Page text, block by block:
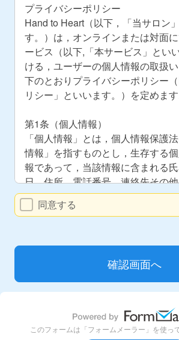
プライバシーポリシー
Hand to Heart（以下，「当サロン
す。）は，オンラインまたは対面
ービス（以下,「本サービス」とい
ける，ユーザーの個人情報の取扱
下のとおりプライバシーポリシー
リシー」といいます。）を定めます
第1条（個人情報）
「個人情報」とは，個人情報保護
情報」を指すものとし，生存する
報であって，当該情報に含まれる
日，住所，電話番号，連絡先その
り特定の個人を識別できる情報及
声紋にかかるデータ，及び健康保険
第2条（個人情報の収集方法）
当サロンは，お客様が利用登録を
行口座番号，クレジットカード番号
番号などの個人情報をお尋ねする
同意する
このフォームは「フォームメーラー」を使っ